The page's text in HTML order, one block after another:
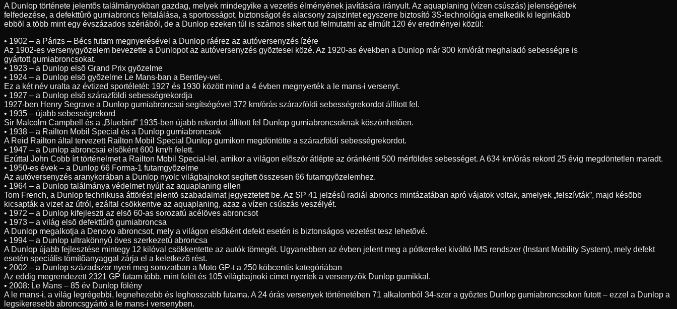
A Dunlop története jelentõs találmányokban gazdag, melyek mindegyike a vezetés élményének javítására irányult. Az aquaplaning (vízen csúszás) jelenségének
felfedezése, a defekttûrõ gumiabroncs feltalálása, a sportosságot, biztonságot és alacsony zajszintet egyszerre biztosító 3S-technológia emelkedik ki leginkább
ebbõl a több mint egy évszázados szériából, de a Dunlop ezeken túl is számos sikert tud felmutatni az elmúlt 120 év eredményei közül:
• 1902 – a Párizs – Bécs futam megnyerésével a Dunlop ráérez az autóversenyzés ízére
Az 1902-es versenygyõzelem bevezette a Dunlopot az autóversenyzés gyõztesei közé. Az 1920-as években a Dunlop már 300 km/órát meghaladó sebességre is
gyártott gumiabroncsokat.
• 1923 – a Dunlop elsõ Grand Prix gyõzelme
• 1924 – a Dunlop elsõ gyõzelme Le Mans-ban a Bentley-vel.
Ez a két név uralta az évtized sportéletét: 1927 és 1930 között mind a 4 évben megnyerték a le mans-i versenyt.
• 1927 – a Dunlop elsõ szárazföldi sebességrekordja
1927-ben Henry Segrave a Dunlop gumiabroncsai segítségével 372 km/órás szárazföldi sebességrekordot állított fel.
• 1935 – újabb sebességrekord
Sir Malcolm Campbell és a „Bluebird” 1935-ben újabb rekordot állított fel Dunlop gumiabroncsoknak köszönhetõen.
• 1938 – a Railton Mobil Special és a Dunlop gumiabroncsok
A Reid Railton által tervezett Railton Mobil Special Dunlop gumikon megdöntötte a szárazföldi sebességrekordot.
• 1947 – a Dunlop abroncsai elsõként 600 km/h felett.
Ezúttal John Cobb írt történelmet a Railton Mobil Special-lel, amikor a világon elõször átlépte az óránkénti 500 mérföldes sebességet. A 634 km/órás rekord 25 évig megdöntetlen maradt.
• 1950-es évek – a Dunlop 66 Forma-1 futamgyõzelme
Az autóversenyzés aranykorában a Dunlop nyolc világbajnokot segített összesen 66 futamgyõzelemhez.
• 1964 – a Dunlop találmánya védelmet nyújt az aquaplaning ellen
Tom French, a Dunlop technikusa áttörést jelentõ szabadalmat jegyeztetett be. Az SP 41 jelzésû radiál abroncs mintázatában apró vájatok voltak, amelyek „felszívták”, majd késõbb
kicsapták a vizet az útról, ezáltal csökkentve az aquaplaning, azaz a vízen csúszás veszélyét.
• 1972 – a Dunlop kifejleszti az elsõ 60-as sorozatú acélöves abroncsot
• 1973 – a világ elsõ defekttûrõ gumiabroncsa
A Dunlop megalkotja a Denovo abroncsot, mely a világon elsõként defekt esetén is biztonságos vezetést tesz lehetõvé.
• 1994 – a Dunlop ultrakönnyû öves szerkezetû abroncsa
A Dunlop újabb fejlesztése mintegy 12 kilóval csökkentette az autók tömegét. Ugyanebben az évben jelent meg a pótkereket kiváltó IMS rendszer (Instant Mobility System), mely defekt
esetén speciális tömítõanyaggal zárja el a keletkezõ rést.
• 2002 – a Dunlop századszor nyeri meg sorozatban a Moto GP-t a 250 köbcentis kategóriában
Az eddig megrendezett 2321 GP futam több, mint felét és 105 világbajnoki címet nyertek a versenyzõk Dunlop gumikkal.
• 2008: Le Mans – 85 év Dunlop fölény
A le mans-i, a világ legrégebbi, legnehezebb és leghosszabb futama. A 24 órás versenyek történetében 71 alkalomból 34-szer a gyõztes Dunlop gumiabroncsokon futott – ezzel a Dunlop a
legsikeresebb abroncsgyártó a le mans-i versenyben.